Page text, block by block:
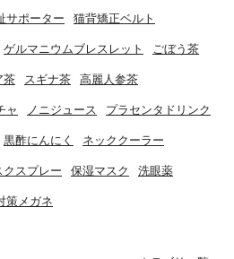
サポーター 猫背矯正ベルト
ゲルマニウムブレスレット ごぼう茶
茶 スギナ茶 高麗人参茶
ャ ノニジュース プラセンタドリンク
黒酢にんにく ネッククーラー
クスプレー 保湿マスク 洗眼薬
策メガネ